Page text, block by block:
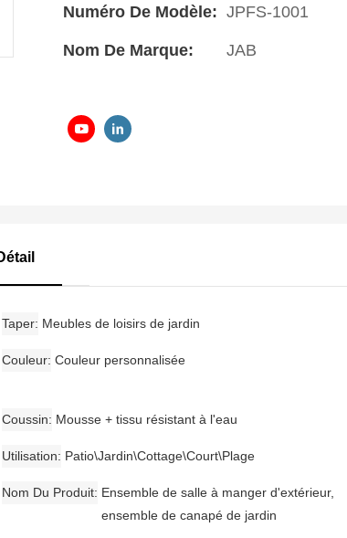
Numéro De Modèle: JPFS-1001
Nom De Marque: JAB
Taper Meubles de loisirs de jardin
Couleur Couleur personnalisée
Coussin Mousse + tissu résistant à l'eau
Utilisation Patio\Jardin\Cottage\Court\Plage
Nom Du Produit Ensemble de salle à manger d'extérieur,
ensemble de canapé de jardin